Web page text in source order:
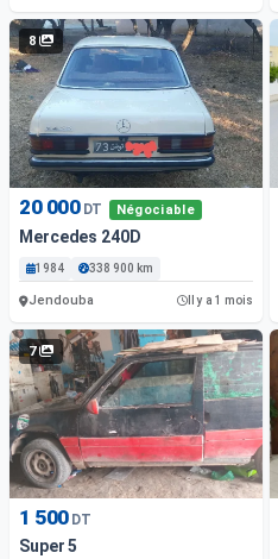
8
20 000 DT Négociable
Mercedes 240D
1984 338 900 km
Jendouba Il y a 1 mois
7
1 500 DT
Super 5